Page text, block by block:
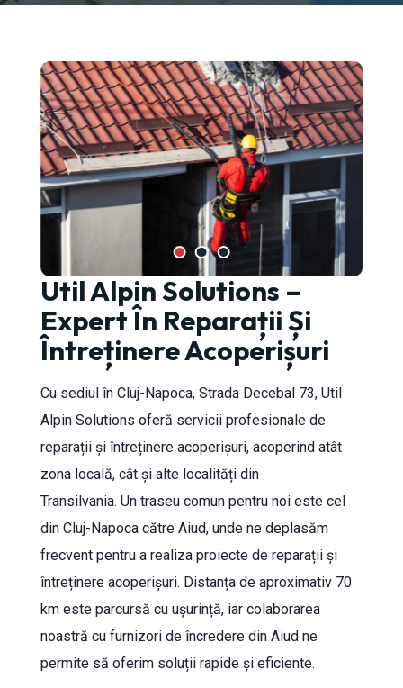
Util Alpin Solutions –
Expert În Reparații Și
Întreținere Acoperișuri
Cu sediul în Cluj-Napoca, Strada Decebal 73, Util
Alpin Solutions oferă servicii profesionale de
reparații și întreținere acoperișuri, acoperind atât
zona locală, cât și alte localități din
Transilvania. Un traseu comun pentru noi este cel
din Cluj-Napoca către Aiud, unde ne deplasăm
frecvent pentru a realiza proiecte de reparații și
întreținere acoperișuri. Distanța de aproximativ 70
km este parcursă cu ușurință, iar colaborarea
noastră cu furnizori de încredere din Aiud ne
permite să oferim soluții rapide și eficiente.